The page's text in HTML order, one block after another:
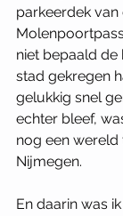
parkeerdek van
niet bepaald de
stad gekregen
gelukkig snel
echter bleef,
nog een wereld
Nijmegen.
En daarin was